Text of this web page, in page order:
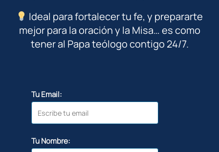
Ideal para fortalecer tu fe, y prepararte
mejor para la oración y la Misa… es como
tener al Papa teólogo contigo 24/7.
Tu Email:
Tu Nombre: